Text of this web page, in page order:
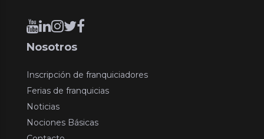
Nosotros
Inscripción de franquiciadores
Ferias de franquicias
Noticias
Nociones Básicas